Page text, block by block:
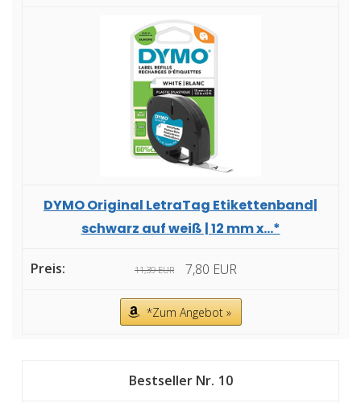
DYMO Original LetraTag Etikettenband|
schwarz auf weiß | 12 mm x...*
11,39 EUR 7,80 EUR
*Zum Angebot »
10